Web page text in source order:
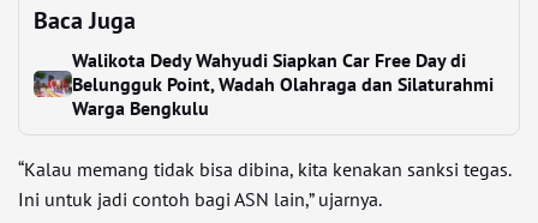
Baca Juga
Walikota Dedy Wahyudi Siapkan Car Free Day di
Belungguk Point, Wadah Olahraga dan Silaturahmi
Warga Bengkulu
“Kalau memang tidak bisa dibina, kita kenakan sanksi tegas.
Ini untuk jadi contoh bagi ASN lain,” ujarnya.